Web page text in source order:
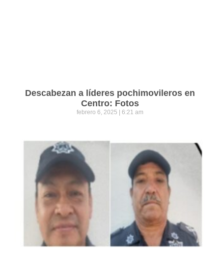
Descabezan a líderes pochimovileros en
Centro: Fotos
febrero 6, 2025 6:21 am